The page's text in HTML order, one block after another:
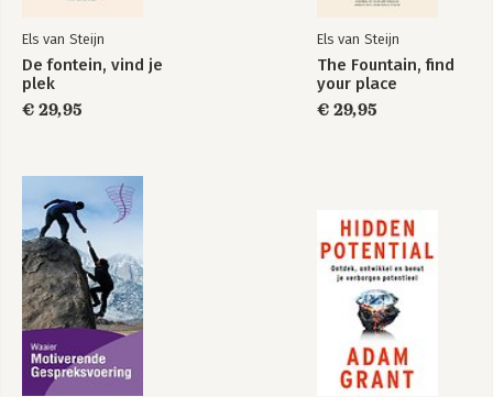
Els van Steijn
De fontein, vind je
plek
€ 29,95
Els van Steijn
The Fountain, find
your place
€ 29,95